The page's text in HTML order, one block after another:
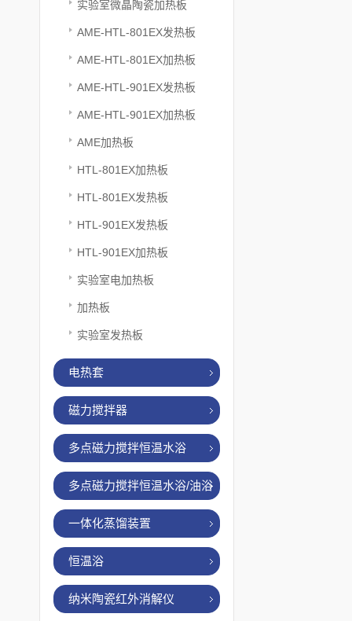
实验室微晶陶瓷加热板
AME-HTL-801EX发热板
AME-HTL-801EX加热板
AME-HTL-901EX发热板
AME-HTL-901EX加热板
AME加热板
HTL-801EX加热板
HTL-801EX发热板
HTL-901EX发热板
HTL-901EX加热板
实验室电加热板
加热板
实验室发热板
电热套
磁力搅拌器
多点磁力搅拌恒温水浴
多点磁力搅拌恒温水浴/油浴
一体化蒸馏装置
恒温浴
纳米陶瓷红外消解仪